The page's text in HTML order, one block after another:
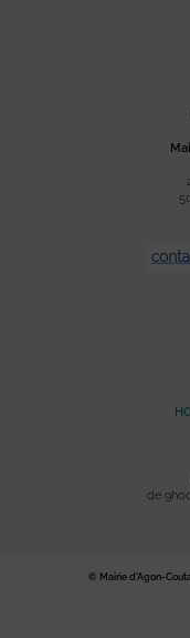
de
© Mairie d'Agon-